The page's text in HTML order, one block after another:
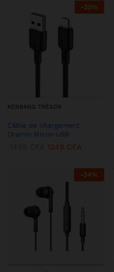
-25%
KENBANG TRÉSOR
Câble de chargement
Oraimo Micro-USB
1349 CFA
-24%